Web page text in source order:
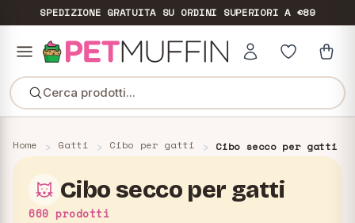
SPEDIZIONE GRATUITASU ORDINI SUPERIORI A €89
Cerca prodotti...
Home Gatti Cibo per gatti Cibo secco per gatti
Cibo secco per gatti
660 prodotti